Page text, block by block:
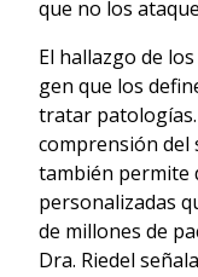
que no los
El hallazgo de
gen que los
tratar
comprensión del
también permite
personalizadas
de millones de
Dra. Riedel